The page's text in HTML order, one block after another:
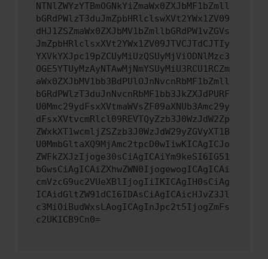
NTNlZWYzYTBmOGNkYiZmaWx0ZXJbMF1bZmll
bGRdPWlzT3duJmZpbHRlclswXVt2YWx1ZV09
dHJ1ZSZmaWx0ZXJbMV1bZmllbGRdPW1vZGVs
JmZpbHRlclsxXVt2YWx1ZV09JTVCJTdCJTIy
YXVkYXJpc19pZCUyMiUzQSUyMjViODNlMzc3
OGE5YTUyMzAyNTAwMjNmYSUyMiU3RCU1RCZm
aWx0ZXJbMV1bb3BdPUlOJnNvcnRbMF1bZmll
bGRdPWlzT3duJnNvcnRbMF1bb3JkZXJdPURF
U0Mmc29ydFsxXVtmaWVsZF09aXNUb3Amc29y
dFsxXVtvcmRlcl09REVTQyZzb3J0WzJdW2Zp
ZWxkXT1wcmljZSZzb3J0WzJdW29yZGVyXT1B
U0MmbGltaXQ9MjAmc2tpcD0wIiwKICAgICJo
ZWFkZXJzIjoge30sCiAgICAiYm9keSI6IG51
bGwsCiAgICAiZXhwZWN0IjogewogICAgICAi
cmVzcG9uc2VUeXBlIjogIiIKICAgIH0sCiAg
ICAidGltZW91dCI6IDAsCiAgICAicHJvZ3Jl
c3MiOiBudWxsLAogICAgInJpc2t5IjogZmFs
c2UKICB9Cn0=